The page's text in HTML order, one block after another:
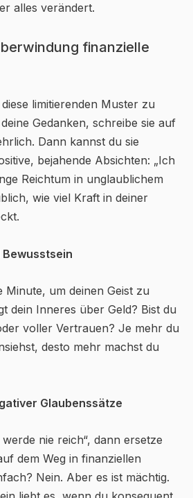
alles verändert.
finanzielle
limitierenden Muster zu
Gedanken, schreibe sie auf
Dann kannst du sie
bejahende Absichten: „Ich
Reichtum in unglaublichem
wie viel Kraft in deiner
Minute, um deinen Geist zu
dein Inneres über Geld? Bist du
voller Vertrauen? Je mehr du
desto mehr machst du
Glaubenssätze
nie reich“, dann ersetze
dem Weg in finanziellen
Nein. Aber es ist mächtig.